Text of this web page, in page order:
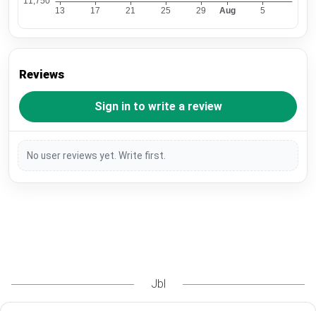
Reviews
Sign in to write a review
No user reviews yet. Write first.
Jbl